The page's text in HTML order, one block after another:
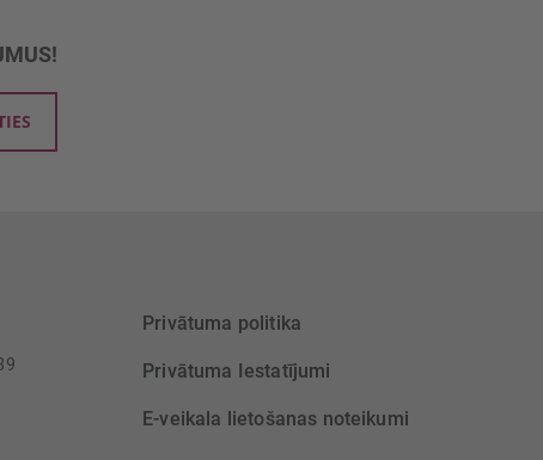
Privātuma politika
Privātuma Iestatījumi
E-veikala lietošanas noteikumi